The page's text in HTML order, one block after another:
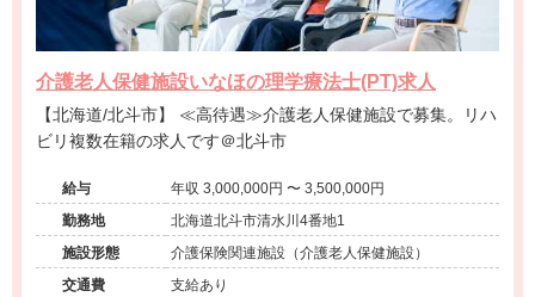
介護老人保健施設いなほの理学療法士(PT)求人
【北海道/北斗市】 ≪高待遇≫介護老人保健施設で募集。リハ
ビリ複数在籍の求人です＠北斗市
給与
年収 3,000,000円 〜 3,500,000円
勤務地
北海道北斗市清水川4番地1
施設形態
介護保険関連施設（介護老人保健施設）
交通費
支給あり